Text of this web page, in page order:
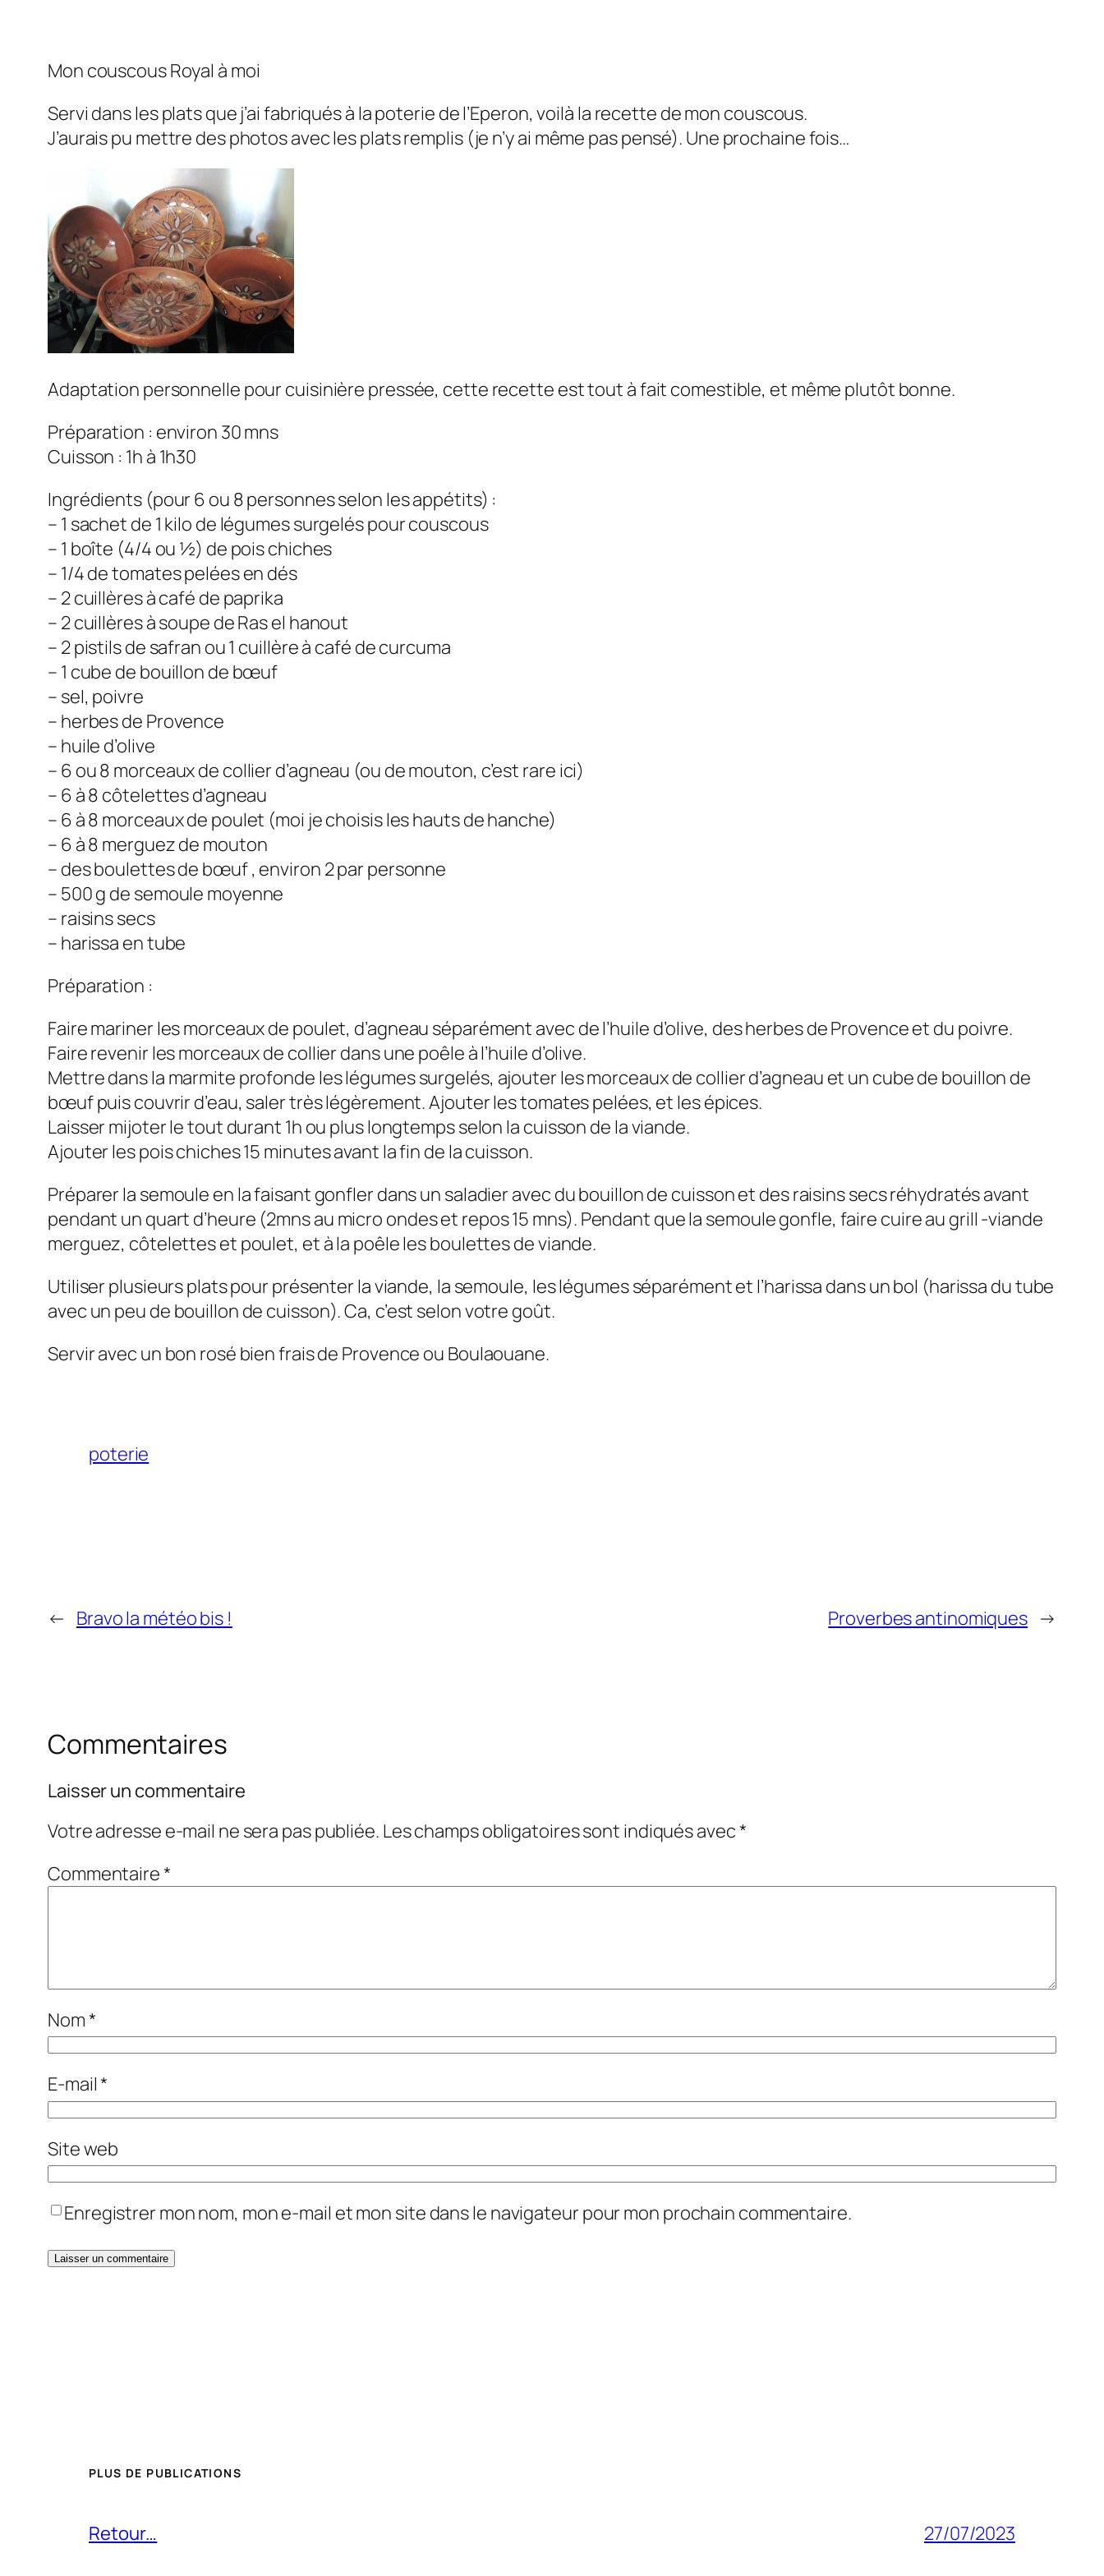
Mon couscous Royal à moi
Servi dans les plats que j’ai fabriqués à la poterie de l’Eperon, voilà la recette de mon couscous.
J’aurais pu mettre des photos avec les plats remplis (je n’y ai même pas pensé). Une prochaine fois…
Adaptation personnelle pour cuisinière pressée, cette recette est tout à fait comestible, et même plutôt bonne.
Préparation : environ 30 mns
Cuisson : 1h à 1h30
Ingrédients (pour 6 ou 8 personnes selon les appétits) :
– 1 sachet de 1 kilo de légumes surgelés pour couscous
– 1 boîte (4/4 ou ½) de pois chiches
– 1/4 de tomates pelées en dés
– 2 cuillères à café de paprika
– 2 cuillères à soupe de Ras el hanout
– 2 pistils de safran ou 1 cuillère à café de curcuma
– 1 cube de bouillon de bœuf
– sel, poivre
– herbes de Provence
– huile d’olive
– 6 ou 8 morceaux de collier d’agneau (ou de mouton, c’est rare ici)
– 6 à 8 côtelettes d’agneau
– 6 à 8 morceaux de poulet (moi je choisis les hauts de hanche)
– 6 à 8 merguez de mouton
– des boulettes de bœuf , environ 2 par personne
– 500 g de semoule moyenne
– raisins secs
– harissa en tube
Préparation :
Faire mariner les morceaux de poulet, d’agneau séparément avec de l’huile d’olive, des herbes de Provence et du poivre.
Faire revenir les morceaux de collier dans une poêle à l’huile d’olive.
Mettre dans la marmite profonde les légumes surgelés, ajouter les morceaux de collier d’agneau et un cube de bouillon de
bœuf puis couvrir d’eau, saler très légèrement. Ajouter les tomates pelées, et les épices.
Laisser mijoter le tout durant 1h ou plus longtemps selon la cuisson de la viande.
Ajouter les pois chiches 15 minutes avant la fin de la cuisson.
Préparer la semoule en la faisant gonfler dans un saladier avec du bouillon de cuisson et des raisins secs réhydratés avant
pendant un quart d’heure (2mns au micro ondes et repos 15 mns). Pendant que la semoule gonfle, faire cuire au grill -viande
merguez, côtelettes et poulet, et à la poêle les boulettes de viande.
Utiliser plusieurs plats pour présenter la viande, la semoule, les légumes séparément et l’harissa dans un bol (harissa du tube
avec un peu de bouillon de cuisson). Ca, c’est selon votre goût.
Servir avec un bon rosé bien frais de Provence ou Boulaouane.
poterie
← Bravo la météo bis ! Proverbes antinomiques →
Commentaires
Laisser un commentaire
Votre adresse e-mail ne sera pas publiée. Les champs obligatoires sont indiqués avec*
Commentaire*
Nom*
E-mail*
Site web
Enregistrer mon nom, mon e-mail et mon site dans le navigateur pour mon prochain commentaire.
PLUS DE PUBLICATIONS
Retour… 27/07/2023